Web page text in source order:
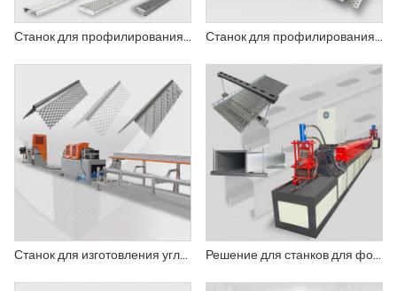
Станок для профилирования досок строительных лесов Станок для профилирования угловых профилей
Станок для изготовления угловых профилей для гипсокартона Решение для станков для формовки сейсмических кронштейнов